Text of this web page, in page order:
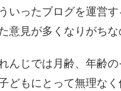
いったブログを運営
意見が多くなりがちな
んじでは月齢、年齢
どもにとって無理な